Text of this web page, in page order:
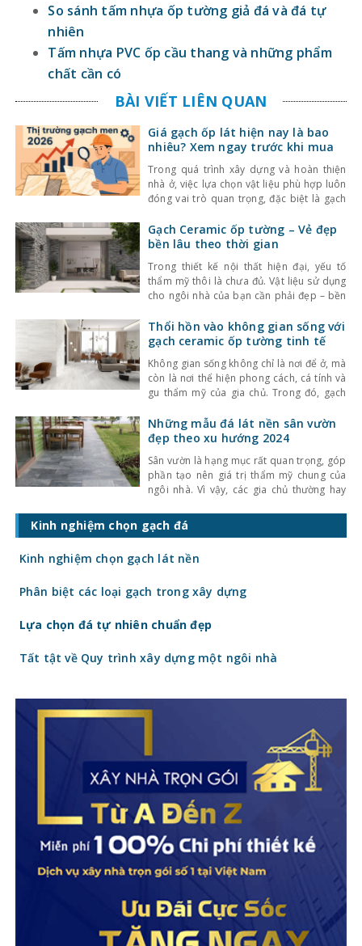
So sánh tấm nhựa ốp tường giả đá và đá tự
nhiên
Tấm nhựa PVC ốp cầu thang và những phẩm
chất cần có
BÀI VIẾT LIÊN QUAN
Giá gạch ốp lát hiện nay là bao
nhiêu? Xem ngay trước khi mua
Trong quá trình xây dựng và hoàn thiện
nhà ở, việc lựa chọn vật liệu phù hợp luôn
đóng vai trò quan trọng, đặc biệt là gạch
giá gạch ốp lát hiện nay còn quyết định
trực tiếp đến tổng chi phí công trình. Vậy
Gạch Ceramic ốp tường – Vẻ đẹp
bền lâu theo thời gian
Trong thiết kế nội thất hiện đại, yếu tố
thẩm mỹ thôi là chưa đủ. Vật liệu sử dụng
cho ngôi nhà của bạn cần phải đẹp – bền
và tiện nghi trong cuộc sống hằng ngày.
Một trong những lựa chọn được ưa
Thổi hồn vào không gian sống với
gạch ceramic ốp tường tinh tế
Không gian sống không chỉ là nơi để ở, mà
còn là nơi thể hiện phong cách, cá tính và
gu thẩm mỹ của gia chủ. Trong đó, gạch
thành lựa chọn hàng đầu để tạo điểm
nhấn cho nội thất – vừa đẹp, vừa bền, lại
Những mẫu đá lát nền sân vườn
đẹp theo xu hướng 2024
Sân vườn là hạng mục rất quan trọng, góp
phần tạo nên giá trị thẩm mỹ chung của
ngôi nhà. Vì vậy, các gia chủ thường hay
cho khu vực này. Mời bạn cùng
kinhnghiemlamnha.net tìm hiểu các mẫu
Kinh nghiệm chọn gạch đá
Kinh nghiệm chọn gạch lát nền
Phân biệt các loại gạch trong xây dựng
Lựa chọn đá tự nhiên chuẩn đẹp
Tất tật về Quy trình xây dựng một ngôi nhà